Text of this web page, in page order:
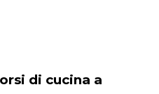
di cucina a